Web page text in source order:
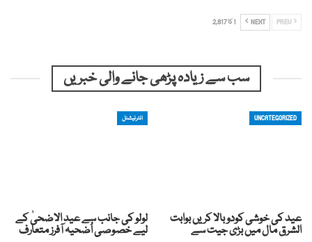
NEXT 1 کا 2,817
سب سے زیادہ پڑھی جانے والی خبریں
UNCATEGORIZED
عید کی خوشی کودوبالا کریں بوابت
الشرق مال میں بڑی جیت سے
انٹرنیشنل
لولو کی جانب سے عید الاضحیٰ کے
لیے خصوصی اُضحیہ آفرز متعارف